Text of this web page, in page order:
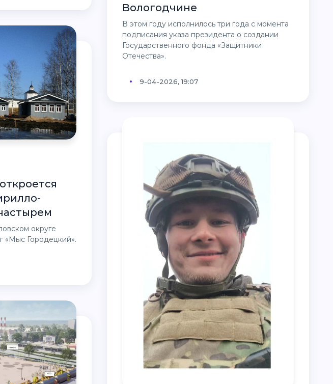
«Мыс Городецкий».
Вологодчине
В этом году исполнилось три года с момента
подписания указа президента о создании
Государственного фонда «Защитники
Отечества».
9-04-2026, 19:07